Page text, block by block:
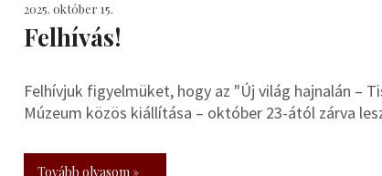
2025. október 15.
Felhívás!
Felhívjuk figyelmüket, hogy az "Új világ hajnalán –
Múzeum közös kiállítása – október 23-ától zárva
Tovább olvasom »